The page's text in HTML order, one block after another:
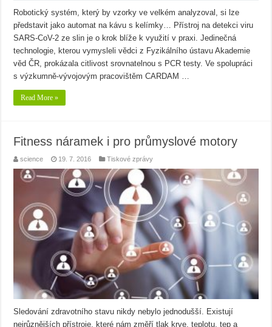
Robotický systém, který by vzorky ve velkém analyzoval, si lze
představit jako automat na kávu s kelímky… Přístroj na detekci viru
SARS-CoV-2 ze slin je o krok blíže k využití v praxi. Jedinečná
technologie, kterou vymysleli vědci z Fyzikálního ústavu Akademie
věd ČR, prokázala citlivost srovnatelnou s PCR testy. Ve spolupráci
s výzkumně-vývojovým pracovištěm CARDAM …
Read More »
Fitness náramek i pro průmyslové motory
science 19. 7. 2016 Tiskové zprávy
Sledování zdravotního stavu nikdy nebylo jednodušší. Existují
nejrůznějších přístroje, které nám změří tlak krve, teplotu, tep a